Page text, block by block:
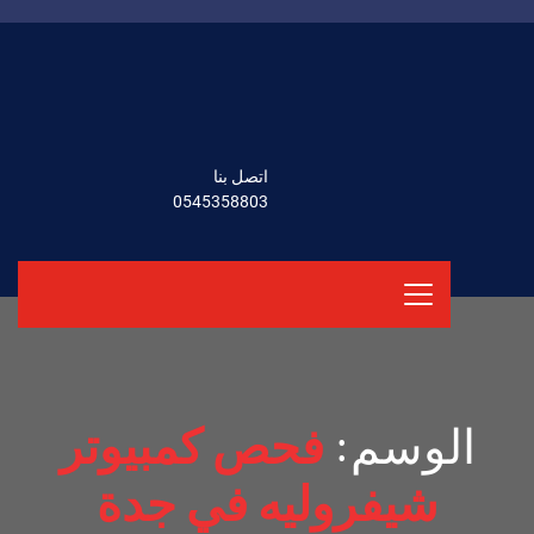
اتصل بنا
0545358803
الوسم: فحص كمبيوتر
شيفروليه في جدة